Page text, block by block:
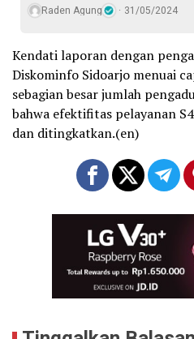
Raden Agung 31/05/2024
Kendati laporan dengan
Diskominfo Sidoarjo menuai
sebagian besar jumlah
bahwa efektifitas pelayanan
dan ditingkatkan.(en)